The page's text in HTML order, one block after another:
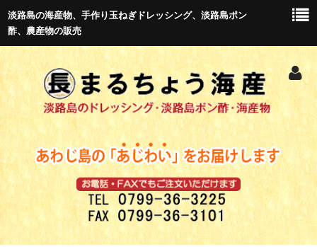
淡路島の海産物、手作り玉ねぎドレッシング、淡路島ポン
酢、農産物の販売